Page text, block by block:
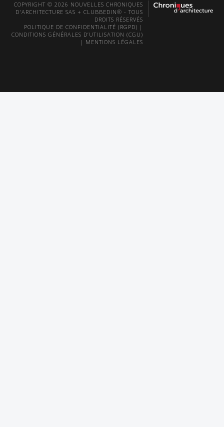
COPYRIGHT © 2026 NOUVELLES CHRONIQUES
D'ARCHITECTURE SAS + CLUBBEDIN® - TOUS
DROITS RÉSERVÉS
POLITIQUE DE CONFIDENTIALITÉ (RGPD) |
CONDITIONS GÉNÉRALES D’UTILISATION (CGU)
| MENTIONS LÉGALES